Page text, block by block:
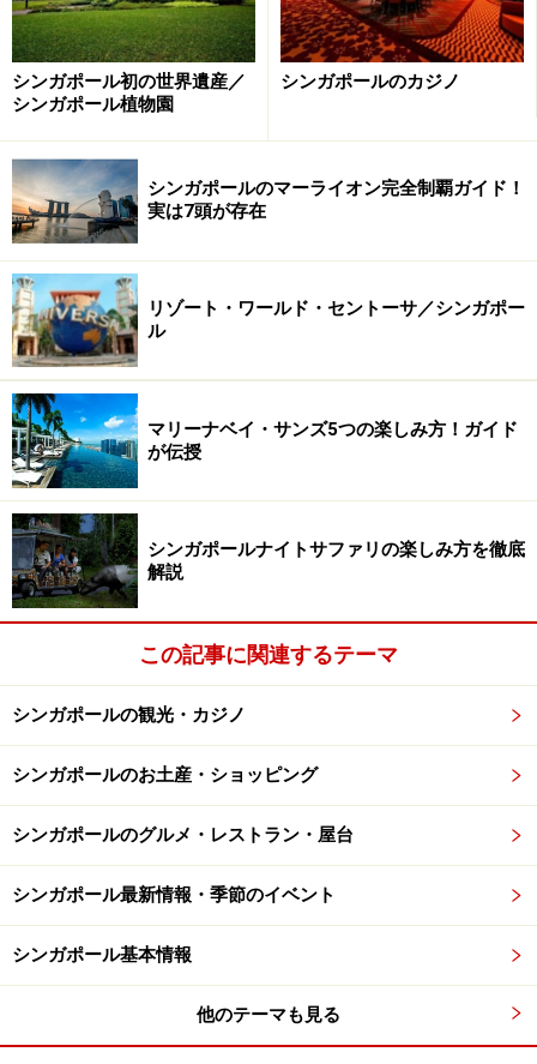
シンガポール初の世界遺産／
シンガポール植物園
シンガポールのカジノ
シンガポールのマーライオン完全制覇ガイド！
実は7頭が存在
リゾート・ワールド・セントーサ／シンガポー
ル
マリーナベイ・サンズ5つの楽しみ方！ガイド
が伝授
シンガポールナイトサファリの楽しみ方を徹底
解説
この記事に関連するテーマ
シンガポールの観光・カジノ
シンガポールのお土産・ショッピング
シンガポールのグルメ・レストラン・屋台
シンガポール最新情報・季節のイベント
シンガポール基本情報
他のテーマも見る